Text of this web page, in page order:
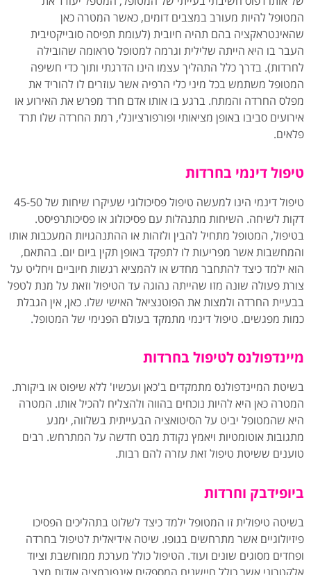
המטופל להיות מעורב במצבים דומים, כאשר המטרה כאן
שהאינטראקציה בהם תהיה חיובית (לעומת תפיסה סובייקטיבית
העבר בו היא הייתה שלילית וגרמה למטופל טראומה שהובילה
לחרדות). בדרך כלל התהליך עצמו הינו הדרגתי ותוך כדי חשיפה
המטופל משתמש בכל מיני כלי הרפיה אשר עוזרים לו להוריד את
מפלס החרדה והמתח. ברגע בו אותו אדם חרד מפרש את האירוע או
אירועים סביבו באופן מציאותי ופורפורציונלי, רמת החרדה שלו תרד
פלאים.
טיפול דינמי בחרדות
טיפול דינמי הינו למעשה טיפול פסיכולוגי שעיקרו שיחות של 45-50
דקות לשיחה. השיחות מתנהלות עם פסיכולוג או פסיכותרפיסט.
בטיפול, המטופל מתחיל להבין ולזהות או ההתנהגויות המעכבות אותו
והמחשבות אשר מפריעות לו לתפקד באופן תקין ביום יום. בהתאם,
הוא ילמד כיצד להתחבר מחדש או להמציא רגשות חיוביים ויחליט על
צורת פעולה שונה מזו שהייתה נהוגה עד הטיפול וזאת על מנת לטפל
בבעיית החרדה ולמצות את הפוטנציאל האישי שלו. כאן, אין הגבלת
כמות מפגשים. טיפול דינמי מתמקד בעולם הפנימי של המטופל.
מיינדפולנס לטיפול בחרדות
בשיטת המיינדפולנס מתמקדים ב'כאן ועכשיו' ללא שיפוט או ביקורת.
המטרה כאן היא להיות נוכחים בהווה ולהצליח להכיל אותו. המטרה
היא שהמטופל יביט על הסיטואציה הבעייתית בשלווה, ימנע
מתגובות אוטומטיות ויאמץ נקודת מבט חדשה על המתרחש. רבים
טוענים ששיטת טיפול זאת עזרה להם רבות.
ביופידבק וחרדות
בשיטה טיפולית זו המטופל ילמד כיצד לשלוט בתהליכים הפסיכו
פיזיולוגיים אשר מתרחשים בגופו. שיטה אידיאלית לטיפול בחרדה
ופחדים מסוגים שונים ועוד. הטיפול כולל מערכת ממוחשבת וציוד